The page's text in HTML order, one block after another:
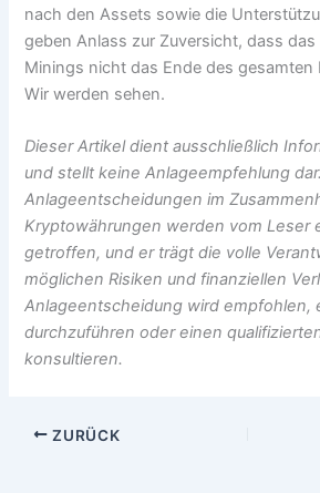
nach den Assets sowie die
geben Anlass zur Zuversicht, dass
Minings nicht das Ende des gesamten
Wir werden sehen.
Dieser Artikel dient ausschließlich
und stellt keine Anlageempfehlung
Anlageentscheidungen im
Kryptowährungen werden vom Leser
getroffen, und er trägt die volle
möglichen Risiken und finanziellen
Anlageentscheidung wird empfohlen,
durchzuführen oder einen
konsultieren.
ZURÜCK